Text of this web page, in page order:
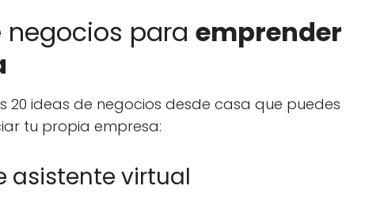
negocios para emprender
20 ideas de negocios desde casa que puedes
tu propia empresa:
asistente virtual